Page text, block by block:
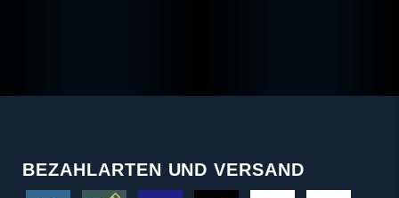
BEZAHLARTEN UND VERSAND